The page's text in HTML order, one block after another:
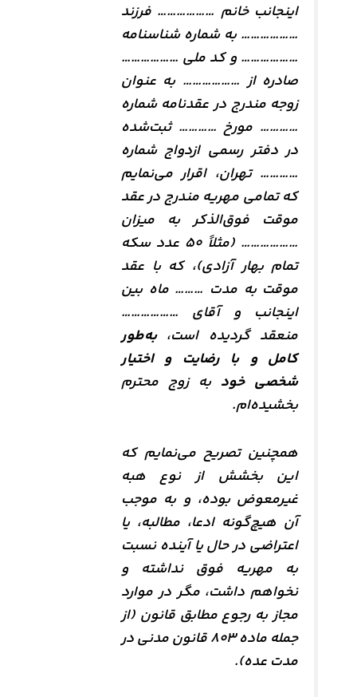
اینجانب خانم ……………… فرزند
……………… به شماره شناسنامه
……………… و کد ملی ………………
صادره از ……………… به عنوان
زوجه مندرج در عقدنامه شماره
………… مورخ ………… ثبت‌شده
در دفتر رسمی ازدواج شماره
………… تهران، اقرار می‌نمایم
که تمامی مهریه مندرج در عقد
موقت فوق‌الذکر به میزان
……………… (مثلاً ۵۰ عدد سکه
تمام بهار آزادی)، که با عقد
موقت به مدت ……… ماه بین
اینجانب و آقای ………………
منعقد گردیده است،به‌طور
کامل و با رضایت و اختیار
شخصی خود به زوج محترم
بخشیده‌ام.
همچنین تصریح می‌نمایم که
این بخشش از نوع هبه
غیرمعوض بوده، و به موجب
آن هیچ‌گونه ادعا، مطالبه، یا
اعتراضی در حال یا آینده نسبت
به مهریه فوق نداشته و
نخواهم داشت، مگر در موارد
مجاز به رجوع مطابق قانون (از
جمله ماده ۸۰۳ قانون مدنی در
مدت عده).